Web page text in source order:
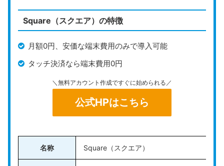
Square（スクエア）の特徴
月額0円、安価な端末費用のみで導入可能
タッチ決済なら端末費用0円
＼無料アカウント作成ですぐに始められる／
公式HPはこちら
名称 Square（スクエア）